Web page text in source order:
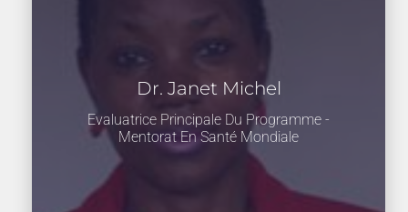
Dr. Janet Michel
Evaluatrice Principale Du Programme -
Mentorat En Santé Mondiale